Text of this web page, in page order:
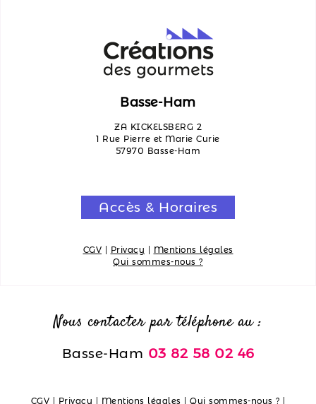
Basse-Ham
ZA KICKELSBERG 2
1 Rue Pierre et Marie Curie
57970 Basse-Ham
Accès & Horaires
CGV Privacy
Mentions légales
Qui sommes-nous ?
Nous contacter par téléphone au :
Basse-Ham 03 82 58 02 46
CGV Privacy Mentions légales Qui sommes-nous ?